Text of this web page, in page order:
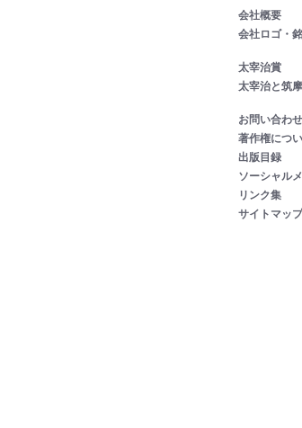
会社概要
会社ロゴ・
太宰治賞
太宰治と筑
お問い合わせ
著作権につ
出版目録
ソーシャル
リンク集
サイトマッ